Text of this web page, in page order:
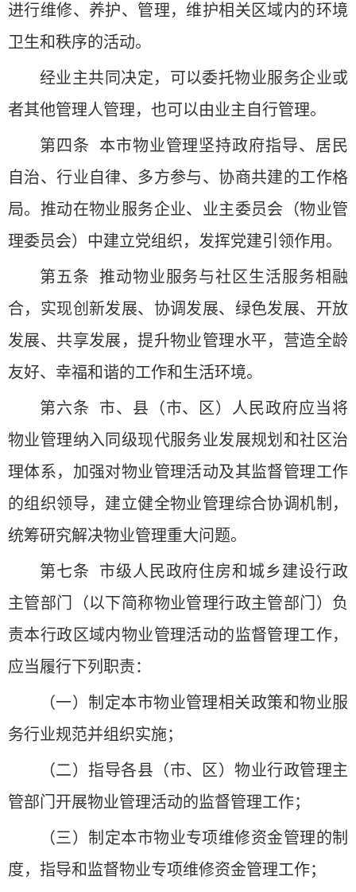
进行维修、养护、管理，维护相关区域内的环境
卫生和秩序的活动。
经业主共同决定，可以委托物业服务企业或
者其他管理人管理，也可以由业主自行管理。
第四条 本市物业管理坚持政府指导、居民
自治、行业自律、多方参与、协商共建的工作格
局。推动在物业服务企业、业主委员会（物业管
理委员会）中建立党组织，发挥党建引领作用。
第五条 推动物业服务与社区生活服务相融
合，实现创新发展、协调发展、绿色发展、开放
发展、共享发展，提升物业管理水平，营造全龄
友好、幸福和谐的工作和生活环境。
第六条 市、县（市、区）人民政府应当将
物业管理纳入同级现代服务业发展规划和社区治
理体系，加强对物业管理活动及其监督管理工作
的组织领导，建立健全物业管理综合协调机制，
统筹研究解决物业管理重大问题。
第七条 市级人民政府住房和城乡建设行政
主管部门（以下简称物业管理行政主管部门）负
责本行政区域内物业管理活动的监督管理工作，
应当履行下列职责：
（一）制定本市物业管理相关政策和物业服
务行业规范并组织实施；
（二）指导各县（市、区）物业行政管理主
管部门开展物业管理活动的监督管理工作；
（三）制定本市物业专项维修资金管理的制
度，指导和监督物业专项维修资金管理工作；